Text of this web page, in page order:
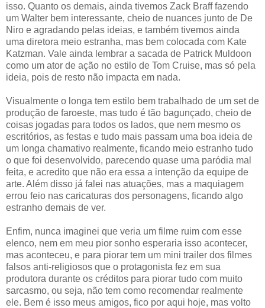
isso. Quanto os demais, ainda tivemos Zack Braff fazendo
um Walter bem interessante, cheio de nuances junto de De
Niro e agradando pelas ideias, e também tivemos ainda
uma diretora meio estranha, mas bem colocada com Kate
Katzman. Vale ainda lembrar a sacada de Patrick Muldoon
como um ator de ação no estilo de Tom Cruise, mas só pela
ideia, pois de resto não impacta em nada.
Visualmente o longa tem estilo bem trabalhado de um set de
produção de faroeste, mas tudo é tão bagunçado, cheio de
coisas jogadas para todos os lados, que nem mesmo os
escritórios, as festas e tudo mais passam uma boa ideia de
um longa chamativo realmente, ficando meio estranho tudo
o que foi desenvolvido, parecendo quase uma paródia mal
feita, e acredito que não era essa a intenção da equipe de
arte. Além disso já falei nas atuações, mas a maquiagem
errou feio nas caricaturas dos personagens, ficando algo
estranho demais de ver.
Enfim, nunca imaginei que veria um filme ruim com esse
elenco, nem em meu pior sonho esperaria isso acontecer,
mas aconteceu, e para piorar tem um mini trailer dos filmes
falsos anti-religiosos que o protagonista fez em sua
produtora durante os créditos para piorar tudo com muito
sarcasmo, ou seja, não tem como recomendar realmente
ele. Bem é isso meus amigos, fico por aqui hoje, mas volto